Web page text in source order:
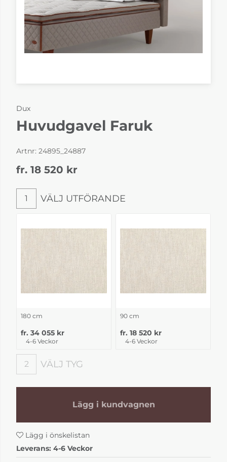
Dux
Huvudgavel Faruk
Artnr: 24895_24887
fr. 18 520 kr
Välj utförande
1 VÄLJ UTFÖRANDE
180 cm
fr. 34 055 kr
4-6 Veckor
90 cm
fr. 18 520 kr
4-6 Veckor
Välj tyg
2 VÄLJ TYG
Lägg i kundvagnen
Lägg i önskelistan
Leverans: 4-6 Veckor